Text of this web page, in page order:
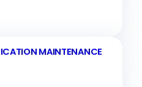
MAINTENANCE